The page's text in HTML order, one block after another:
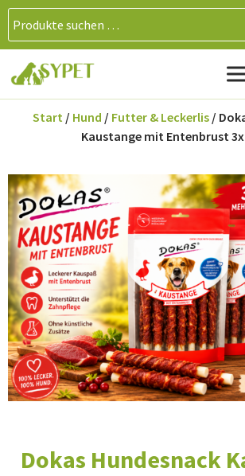
Start/ Hund / Futter & Leckerlis/
Kaustange mit Entenbrust 3x
Dokas Hundesnack